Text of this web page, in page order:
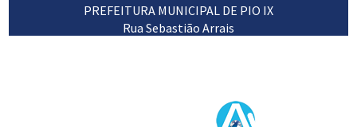
PREFEITURA MUNICIPAL DE PIO IX
Rua Sebastião Arrais